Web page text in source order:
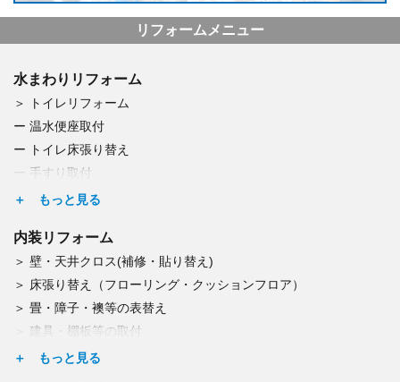
リフォームメニュー
水まわりリフォーム
トイレリフォーム
温水便座取付
トイレ床張り替え
手すり取付
つまり・水漏れ修理
浄水器取付
食洗器交換
レンジフード交換
IH・ガスコンロ交換
浴室乾燥機取付
内装リフォーム
壁・天井クロス(補修・貼り替え)
床張り替え（フローリング・クッションフロア）
畳・障子・襖等の表替え
建具・棚板等の取付
カーテンレール取付